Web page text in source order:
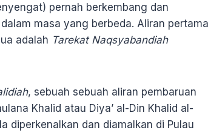
pernah berkembang dan
masa yang berbeda. Aliran pertama
adalah Tarekat Naqsyabandiah
, sebuah sebuah aliran pembaruan
Khalid atau Diya’ al-Din Khalid al-
diperkenalkan dan diamalkan di Pulau